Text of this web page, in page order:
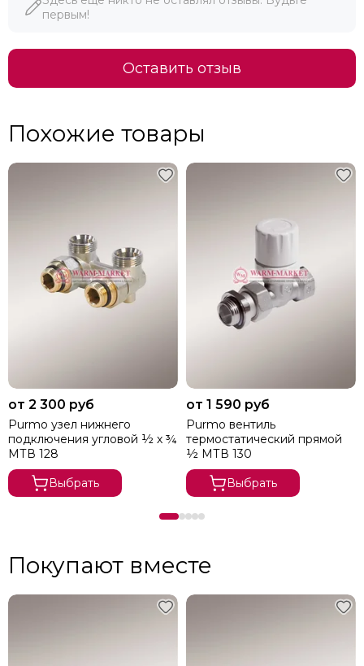
первым!
Оставить отзыв
Похожие товары
от 2 300 руб
Purmo узел нижнего
подключения угловой ½ х ¾
МТВ 128
Выбрать
от 1 590 руб
Purmo вентиль
термостатический прямой
½ МТВ 130
Выбрать
Покупают вместе